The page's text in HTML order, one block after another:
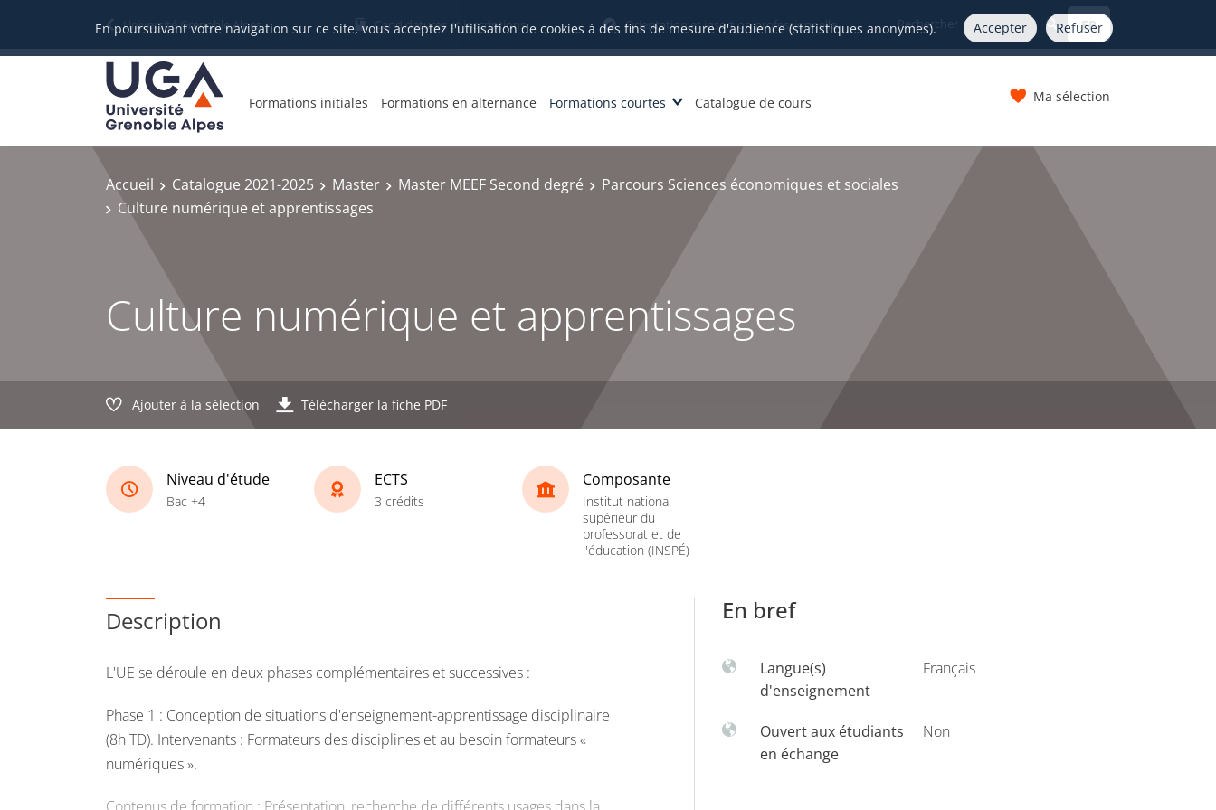
En poursuivant votre navigation sur ce site, vous acceptez l'utilisation de cookies à des fins de mesure d'audience (statistiques anonymes). Accepter Refuser
Université Grenoble Alpes Candidatures et inscriptions Orientation et insertion professionnelle FR
Formations initiales Formations en alternance Formations courtes Catalogue de cours Ma sélection
Accueil Catalogue 2021-2025 Master Master MEEF Second degré
Parcours Sciences économiques et sociales
Culture numérique et apprentissages
Culture numérique et apprentissages
Ajouter à la sélection Télécharger la fiche PDF
Niveau d'étude
Bac +4
ECTS
3 crédits
Composante
Institut national
supérieur du
professorat et de
l'éducation (INSPÉ)
Description
L'UE se déroule en deux phases complémentaires et successives :
Phase 1 : Conception de situations d'enseignement-apprentissage disciplinaire
(8h TD). Intervenants : Formateurs des disciplines et au besoin formateurs «
numériques ».
En bref
Langue(s)
d'enseignement
Français
Ouvert aux étudiants
en échange
Non